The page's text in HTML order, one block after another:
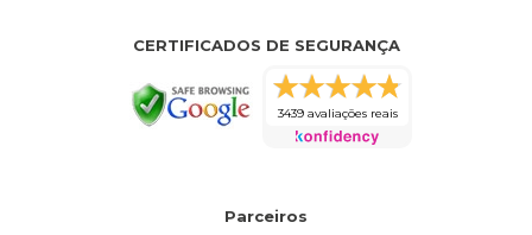
CERTIFICADOS DE SEGURANÇA
3439 avaliações reais
Parceiros